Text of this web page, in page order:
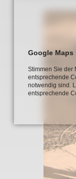
Google Maps
Stimmen Sie der
entsprechende
notwendig sind.
entsprechende